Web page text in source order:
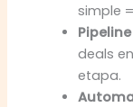
simple
deals
etapa.